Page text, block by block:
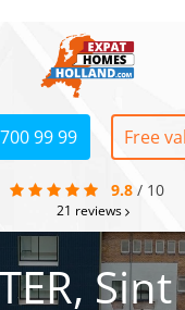
99 99 Free
9.8 / 10
21 reviews
Sint